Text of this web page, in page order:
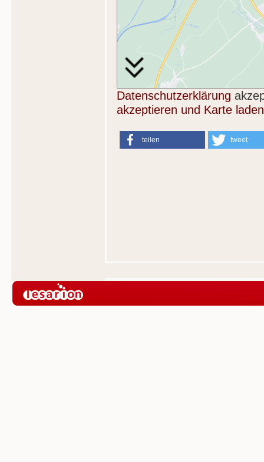
Datenschutzerklärung
akzeptieren und Karte laden
teilen tweet